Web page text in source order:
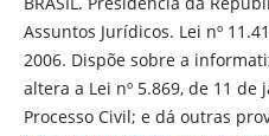
Assuntos Jurídicos. Lei nº
2006. Dispõe sobre a
altera a Lei nº 5.869, de 11 de
Processo Civil; e dá outras